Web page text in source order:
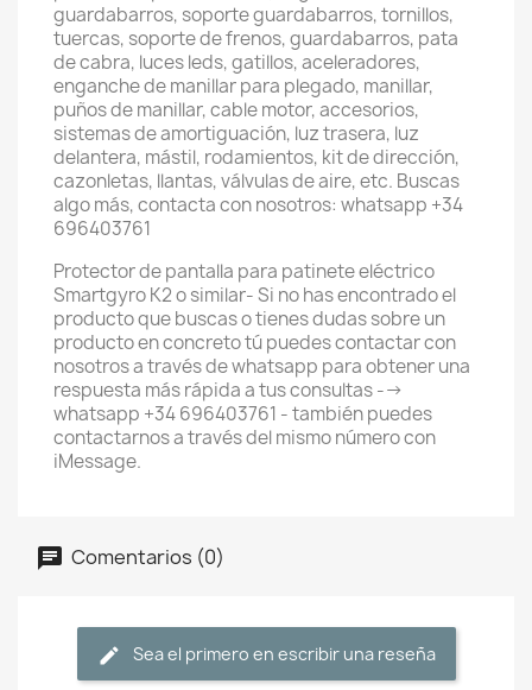
guardabarros, soporte guardabarros, tornillos,
tuercas, soporte de frenos, guardabarros, pata
de cabra, luces leds, gatillos, aceleradores,
enganche de manillar para plegado, manillar,
puños de manillar, cable motor, accesorios,
sistemas de amortiguación, luz trasera, luz
delantera, mástil, rodamientos, kit de dirección,
cazonletas, llantas, válvulas de aire, etc. Buscas
algo más, contacta con nosotros: whatsapp +34
696403761
Protector de pantalla para patinete eléctrico
Smartgyro K2 o similar- Si no has encontrado el
producto que buscas o tienes dudas sobre un
producto en concreto tú puedes contactar con
nosotros a través de whatsapp para obtener una
respuesta más rápida a tus consultas -->
whatsapp +34 696403761 - también puedes
contactarnos a través del mismo número con
iMessage.
Comentarios (0)
Sea el primero en escribir una reseña